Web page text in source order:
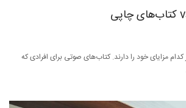
مزایای خود را دارند. کتاب‌های صوتی برای افرادی که